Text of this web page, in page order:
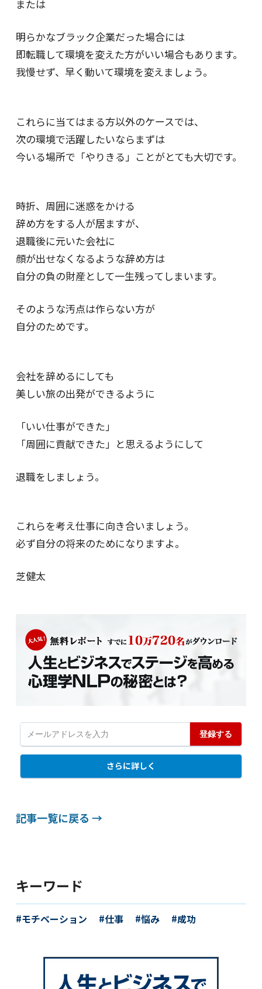
または
明らかなブラック企業だった場合には
即転職して環境を変えた方がいい場合もあります。
我慢せず、早く動いて環境を変えましょう。
これらに当てはまる方以外のケースでは、
次の環境で活躍したいならまずは
今いる場所で「やりきる」ことがとても大切です。
時折、周囲に迷惑をかける
辞め方をする人が居ますが、
退職後に元いた会社に
顔が出せなくなるような辞め方は
自分の負の財産として一生残ってしまいます。
そのような汚点は作らない方が
自分のためです。
会社を辞めるにしても
美しい旅の出発ができるように
「いい仕事ができた」
「周囲に貢献できた」と思えるようにして
退職をしましょう。
これらを考え仕事に向き合いましょう。
必ず自分の将来のためになりますよ。
芝健太
記事一覧に戻る →
キーワード
モチベーション 仕事 悩み 成功